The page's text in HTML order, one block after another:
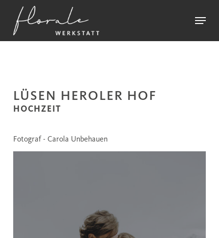
main
content
Menu
LÜSEN HEROLER HOF
HOCHZEIT
Fotograf - Carola Unbehauen
Menu